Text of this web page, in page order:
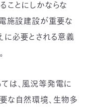
ことにしかならな
施設建設が重要な
に必要とされる意義
は、風況等発電に
な自然環境、生物多